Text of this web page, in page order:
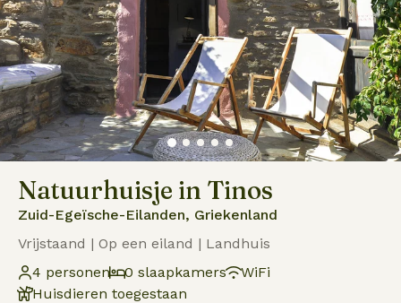
Natuurhuisje in Tinos
Zuid-Egeïsche-Eilanden, Griekenland
Vrijstaand | Op een eiland | Landhuis
4 personen
0 slaapkamers
WiFi
Huisdieren toegestaan